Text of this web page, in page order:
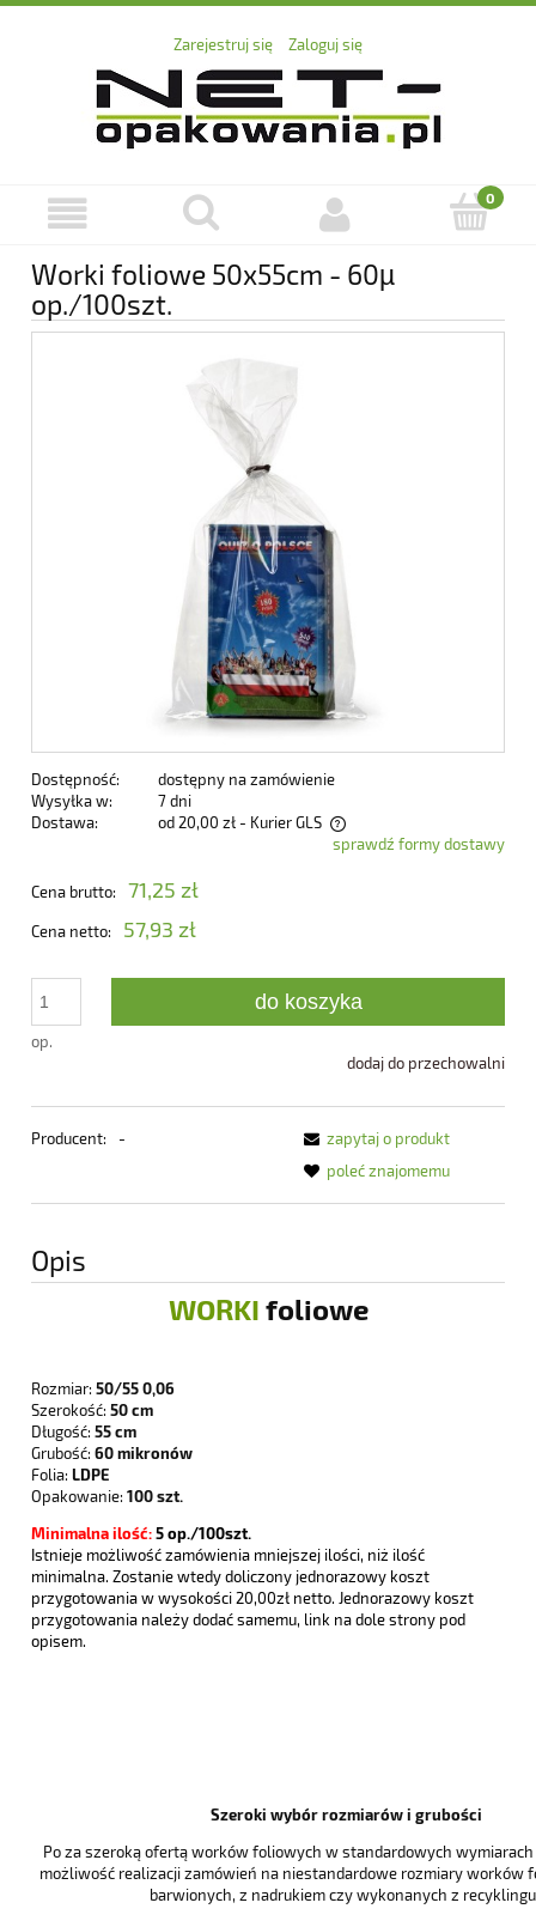
Zarejestruj się Zaloguj się
Worki foliowe 50x55cm - 60µ
op./100szt.
Dostępność:
dostępny na zamówienie
Wysyłka w:
7 dni
Dostawa:
od 20,00 zł - Kurier GLS
Cena nie zawiera ewentualnych kosztów płatnościsprawdź formy dostawy
Cena brutto: 71,25 zł
Cena netto: 57,93 zł
op.
do koszyka
dodaj do przechowalni
Producent: -
zapytaj o produkt
poleć znajomemu
Opis
WORKI foliowe
Rozmiar: 50/55 0,06
Szerokość: 50 cm
Długość: 55 cm
Grubość: 60 mikronów
Folia: LDPE
Opakowanie: 100 szt.
Minimalna ilość: 5 op./100szt.
Istnieje możliwość zamówienia mniejszej ilości, niż ilość
minimalna. Zostanie wtedy doliczony jednorazowy koszt
przygotowania w wysokości 20,00zł netto. Jednorazowy koszt
przygotowania należy dodać samemu, link na dole strony pod
opisem.
Szeroki wybór rozmiarów i grubości
Po za szeroką ofertą worków foliowych w standardowych
możliwość realizacji zamówień na niestandardowe rozmiary worków
barwionych, z nadrukiem czy wykonanych z